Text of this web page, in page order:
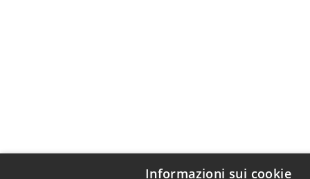
Informazioni sui cookie